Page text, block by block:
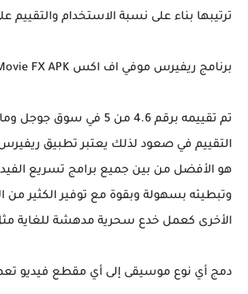
ترتيبها بناء على نسبة الاستخدام
برنامج ريفيرس موفي اف اكس Reverse Movie FX APK
تم تقييمه برقم 4.6 من 5 في
التقييم في صعود لذلك يعتبر تطبيق
هو الأفضل من بين جميع برامج تسريع
وتبطيئه بسهولة وبقوة مع توفير الكثير
الأخرى كعمل خدع سحرية مدهشة للغاية
دمج أي نوع موسيقى إلى أي مقطع فيديو